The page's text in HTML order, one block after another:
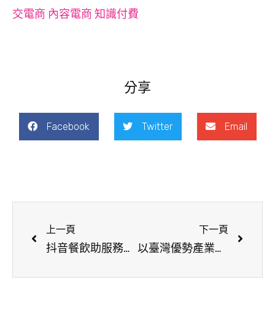
交電商 內容電商 知識付費
分享
Facebook Twitter Email
上一頁
抖音餐飲助服務業度過疫情
下一頁
以臺灣優勢產業走入世界舞台